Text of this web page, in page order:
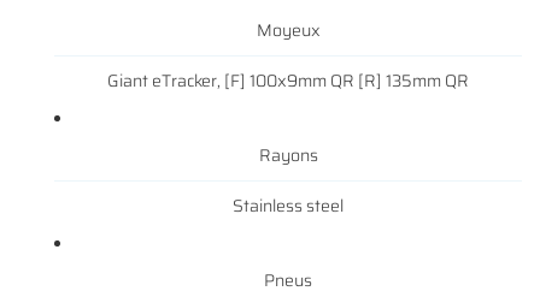
Moyeux
Giant eTracker, [F] 100x9mm QR [R] 135mm QR
Rayons
Stainless steel
Pneus